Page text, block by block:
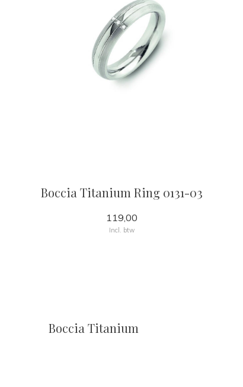
Boccia Titanium Ring 0131-03
119,00
Incl. btw
Boccia Titanium